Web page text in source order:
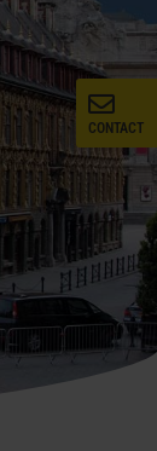
CONTACT